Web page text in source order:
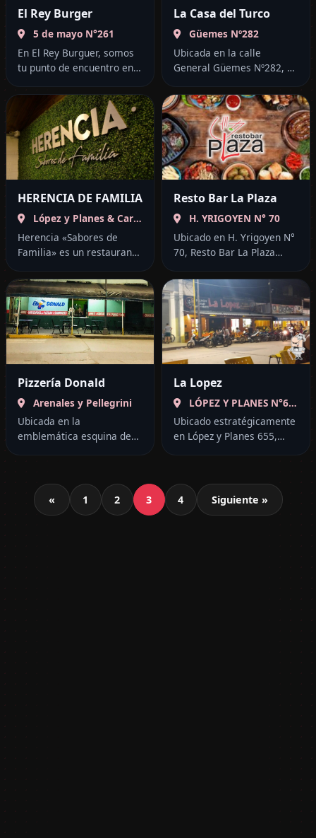
El Rey Burger
5 de mayo N°261
En El Rey Burguer, somos
tu punto de encuentro en
mejor comida rápida y
minutas. Te esperamos...
La Casa del Turco
Güemes Nº282
Ubicada en la calle
General Güemes Nº282, en
Orán, La Casa del Turco se
ha convertido en...
HERENCIA DE FAMILIA
López y Planes & Carlos Pellegrini
Herencia «Sabores de
Familia» es un restaurante
amigos y familia,
ofreciendo un ambiente
cálido y acogedor que te...
Resto Bar La Plaza
H. YRIGOYEN N° 70
Ubicado en H. Yrigoyen N°
70, Resto Bar La Plaza
invitando a los vecinos de
Orán a disfrutar...
Pizzería Donald
Arenales y Pellegrini
Ubicada en la
emblemática esquina de
aliado perfecto para los
amantes de la comida...
La Lopez
LÓPEZ Y PLANES N°655
Ubicado estratégicamente
en López y Planes 655,
parada obligada en San
Ramón de la Nueva...
Paginación
« 1 2 3 4 Siguiente »